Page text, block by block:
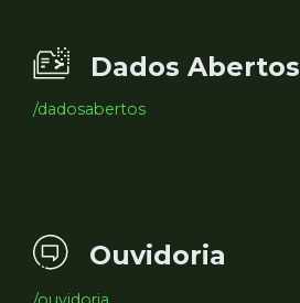
Dados Abertos
/dadosabertos
Ouvidoria